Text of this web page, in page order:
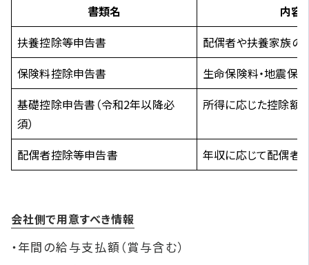
書類名
内容
扶養控除等申告書
配偶者や扶養家族の
保険料控除申告書
生命保険料・地震保
基礎控除申告書（令和2年以降必
須）
所得に応じた控除額
配偶者控除等申告書 年収に応じて配偶者
会社側で用意すべき情報
・年間の給与支払額（賞与含む）